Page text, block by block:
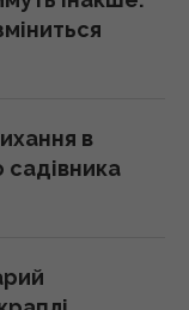
вересня
в
садівника